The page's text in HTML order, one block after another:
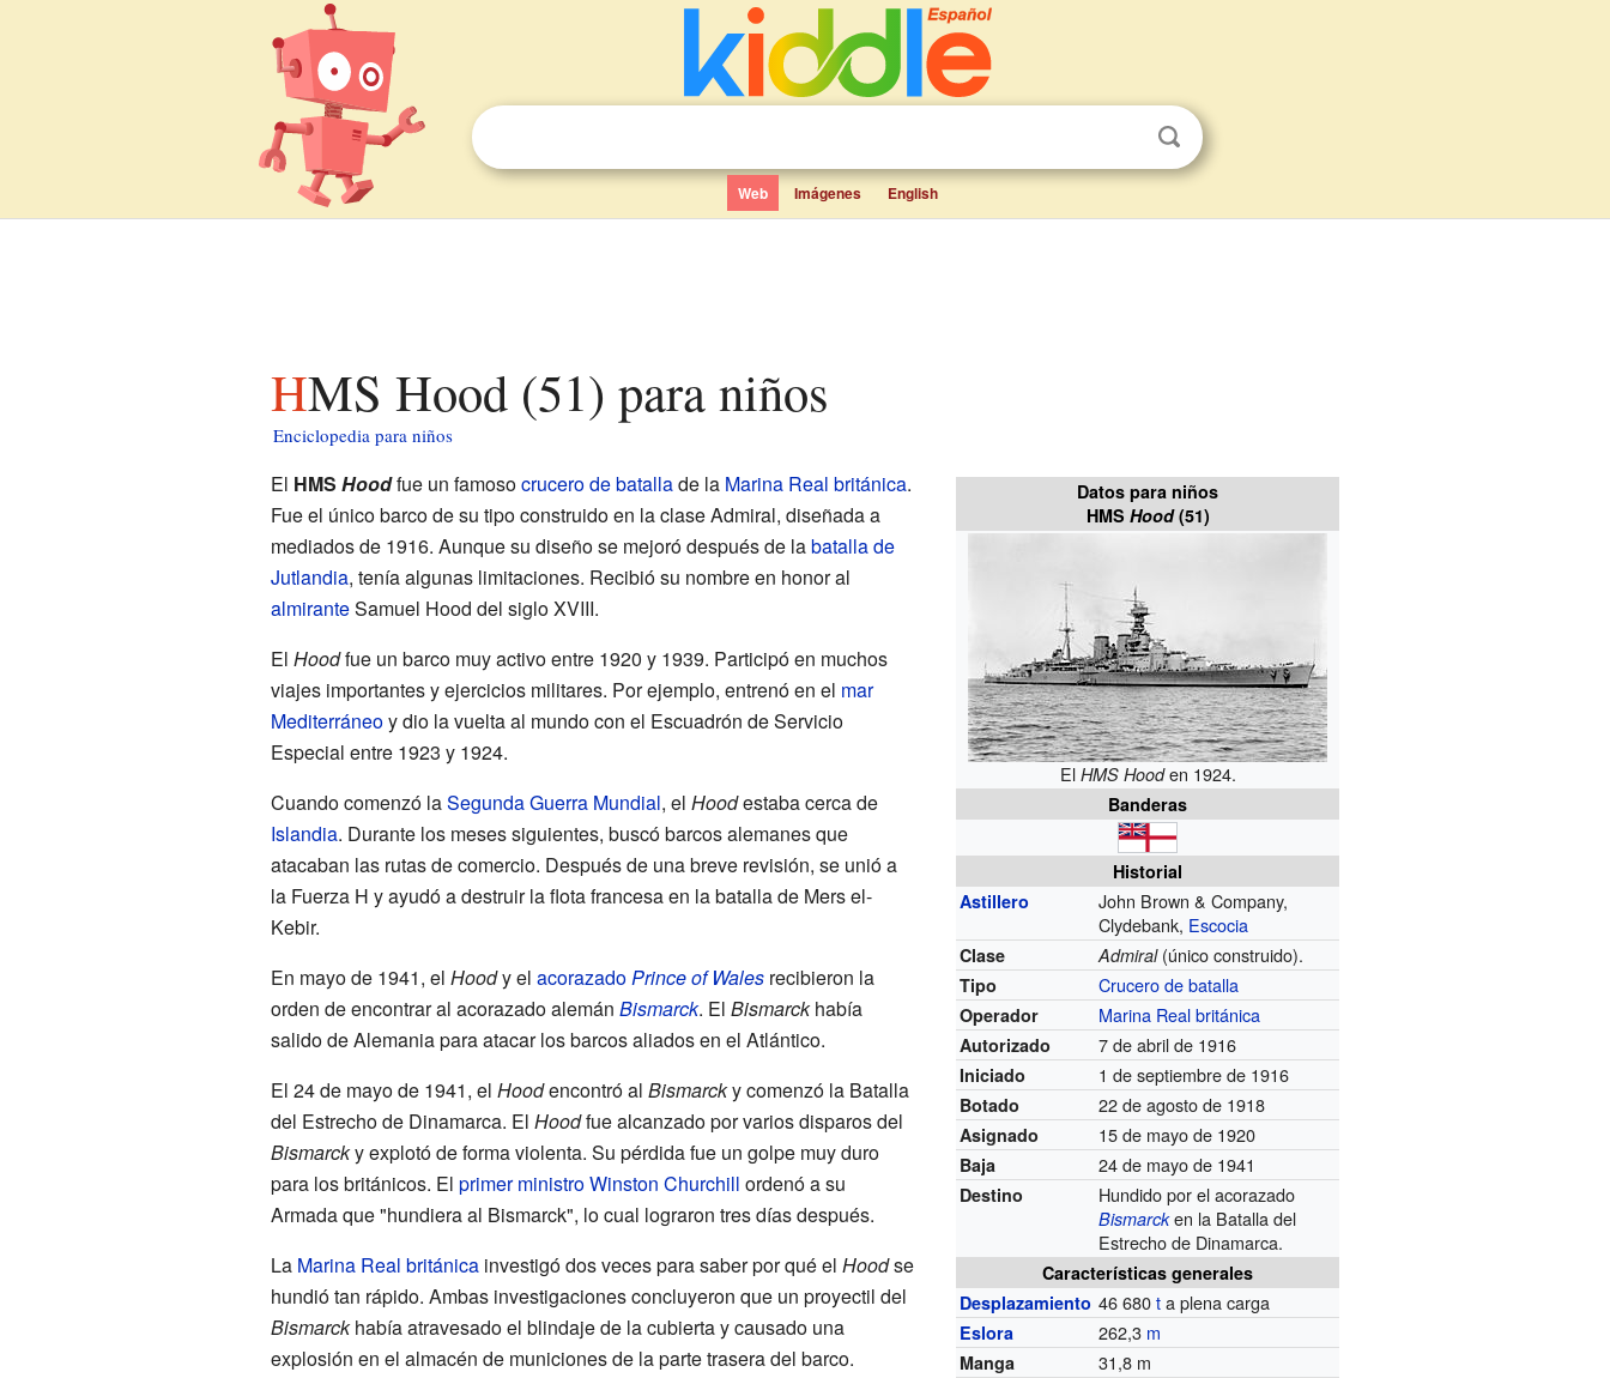
Web Imágenes English
HMS Hood (51) para niños
Enciclopedia para niños
Datos para niños
HMS Hood(51)
El HMS Hooden 1924.
Banderas
Historial
Astillero
John Brown & Company,
Clydebank, Escocia
Clase Admiral(único construido).
Tipo Crucero de batalla
Operador Marina Real británica
Autorizado 7 de abril de 1916
Iniciado 1 de septiembre de 1916
Botado 22 de agosto de 1918
Asignado 15 de mayo de 1920
Baja 24 de mayo de 1941
Destino Hundido por el acorazado
Bismarcken la Batalla del
Estrecho de Dinamarca.
Características generales
Desplazamiento 46 680ta plena carga
Eslora 262,3 m
Manga 31,8 m
El HMS Hoodfue un famosocrucero de batallade la Marina Real británica.
Fue el único barco de su tipo construido en la clase Admiral, diseñada a
mediados de 1916. Aunque su diseño se mejoró después de labatalla de
Jutlandia, tenía algunas limitaciones. Recibió su nombre en honor al
almiranteSamuel Hood del siglo XVIII.
El Hoodfue un barco muy activo entre 1920 y 1939. Participó en muchos
viajes importantes y ejercicios militares. Por ejemplo, entrenó en el mar
Mediterráneoy dio la vuelta al mundo con el Escuadrón de Servicio
Especial entre 1923 y 1924.
Cuando comenzó laSegunda Guerra Mundial, el Hoodestaba cerca de
Islandia. Durante los meses siguientes, buscó barcos alemanes que
atacaban las rutas de comercio. Después de una breve revisión, se unió a
la Fuerza H y ayudó a destruir la flota francesa en la batalla de Mers el-
Kebir.
En mayo de 1941, el Hoody el acorazadoPrince of Walesrecibieron la
orden de encontrar al acorazado alemán Bismarck. El Bismarckhabía
salido de Alemania para atacar los barcos aliados en el Atlántico.
El 24 de mayo de 1941, el Hoodencontró al Bismarcky comenzó la Batalla
del Estrecho de Dinamarca. El Hoodfue alcanzado por varios disparos del
Bismarcky explotó de forma violenta. Su pérdida fue un golpe muy duro
para los británicos. El primer ministroWinston Churchill ordenó a su
Armada que "hundiera al Bismarck", lo cual lograron tres días después.
La Marina Real británicainvestigó dos veces para saber por qué el Hoodse
hundió tan rápido. Ambas investigaciones concluyeron que un proyectil del
Bismarckhabía atravesado el blindaje de la cubierta y causado una
explosión en el almacén de municiones de la parte trasera del barco.